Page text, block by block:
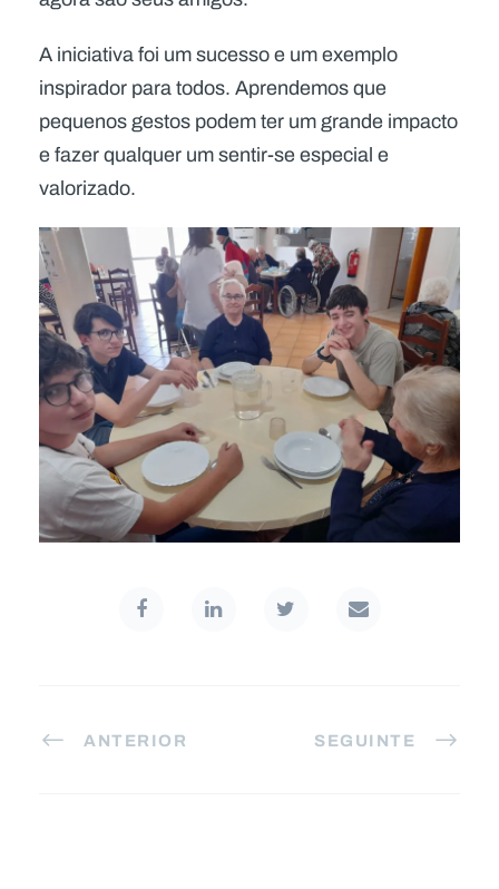
A iniciativa foi um sucesso e um exemplo
inspirador para todos. Aprendemos que
pequenos gestos podem ter um grande impacto
e fazer qualquer um sentir-se especial e
valorizado.
ANTERIOR SEGUINTE